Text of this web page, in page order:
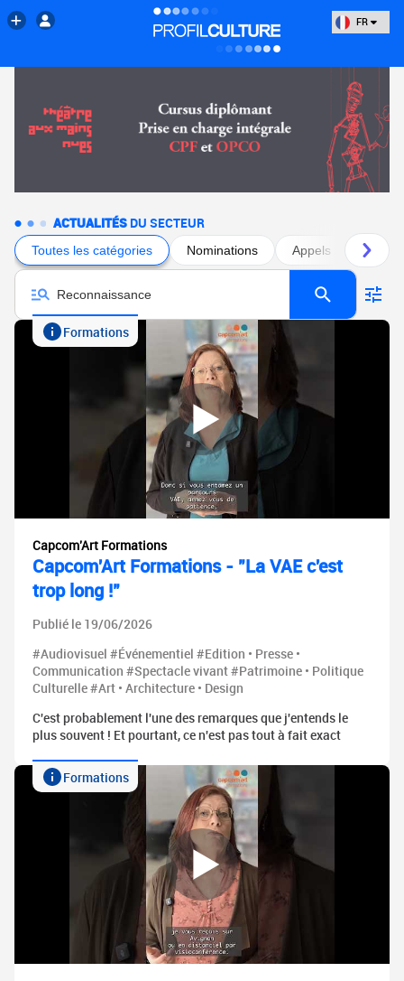
FR
ACTUALITÉS DU SECTEUR
Toutes les catégories Nominations Appels à projets
Formations
Capcom'Art Formations
Capcom'Art Formations - "La VAE c'est
trop long !"
Publié le 19/06/2026
#Audiovisuel #Événementiel #Edition • Presse •
Communication #Spectacle vivant #Patrimoine • Politique
Culturelle #Art • Architecture • Design
C'est probablement l'une des remarques que j'entends le
plus souvent ! Et pourtant, ce n'est pas tout à fait exact
Formations